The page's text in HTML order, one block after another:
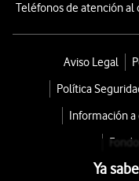
Teléfonos de atención al
Aviso Legal
Política
Información
Ya